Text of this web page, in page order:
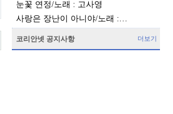
눈꽃 연정/노래 : 고사영
사랑은 장난이 아니야/노래 :…
코리안넷 공지사항 더보기